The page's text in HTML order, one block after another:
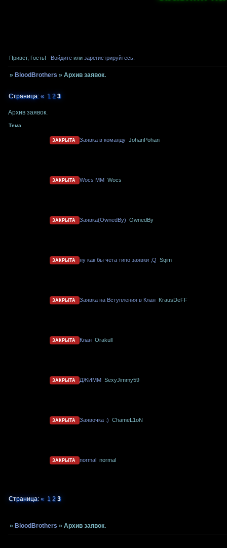
Привет, Гость! Войдитеили зарегистрируйтесь.
» BloodBrothers »Архив заявок.
Архив заявок.
Страница:« 1 2 3
Тема
ЗАКРЫТА Заявка в команду JohanPohan
ЗАКРЫТА Wocs MM Wocs
ЗАКРЫТА Заявка(OwnedBy) OwnedBy
ЗАКРЫТА ну как бы чета типо заявки ;Q Sqim
ЗАКРЫТА Заявка на Вступления в Клан KrausDeFF
ЗАКРЫТА Клан Orakull
ЗАКРЫТА ДЖИММ SexyJimmy59
ЗАКРЫТА Заявочка :) ChameL1oN
ЗАКРЫТА normal normal
Страница:« 1 2 3
» BloodBrothers »Архив заявок.